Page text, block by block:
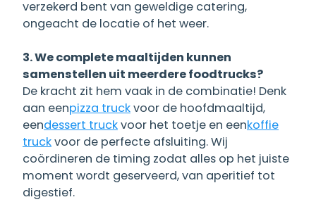
verzekerd bent van geweldige catering,
ongeacht de locatie of het weer.
3. We complete maaltijden kunnen
samenstellen uit meerdere foodtrucks?
De kracht zit hem vaak in de combinatie! Denk
aan eenpizza truckvoor de hoofdmaaltijd,
eendessert truckvoor het toetje en eenkoffie
truckvoor de perfecte afsluiting. Wij
coördineren de timing zodat alles op het juiste
moment wordt geserveerd, van aperitief tot
digestief.